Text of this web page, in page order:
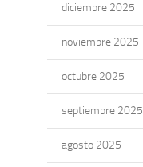
diciembre 2025
noviembre 2025
octubre 2025
septiembre 2025
agosto 2025